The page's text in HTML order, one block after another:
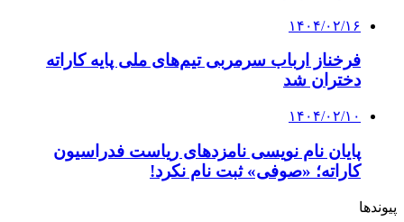
۱۴۰۴/۰۲/۱۶
فرخناز ارباب سرمربی تیم‌های ملی پایه کاراته
دختران شد
۱۴۰۴/۰۲/۱۰
پایان نام نویسی نامزدهای ریاست فدراسیون
کاراته؛ «صوفی» ثبت نام نکرد!
پیوندها